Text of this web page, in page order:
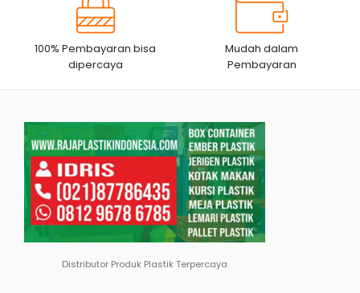
100% Pembayaran bisa
dipercaya
Mudah dalam
Pembayaran
Distributor Produk Plastik Terpercaya